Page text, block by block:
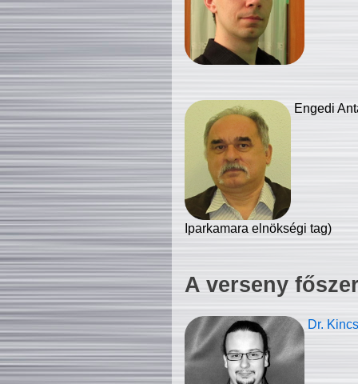
Engedi
Iparkamara elnökségi tag)
A verseny
Dr.